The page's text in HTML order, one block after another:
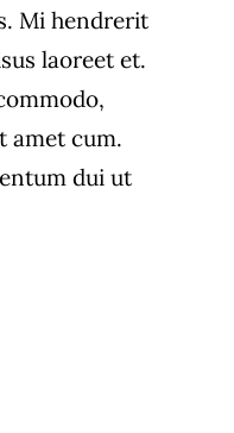
Mi hendrerit
laoreet et.
amet cum.
dui ut